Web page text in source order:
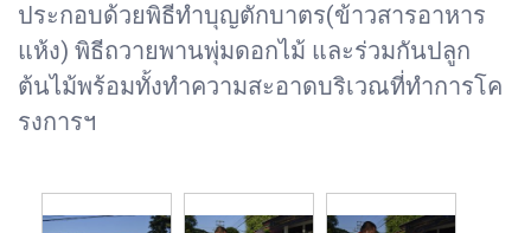
ประกอบด้วยพิธีทำบุญตักบาตร(ข้าวสารอาหาร
แห้ง) พิธีถวายพานพุ่มดอกไม้ และร่วมกันปลูก
ต้นไม้พร้อมทั้งทำความสะอาดบริเวณที่ทำการโค
รงการฯ